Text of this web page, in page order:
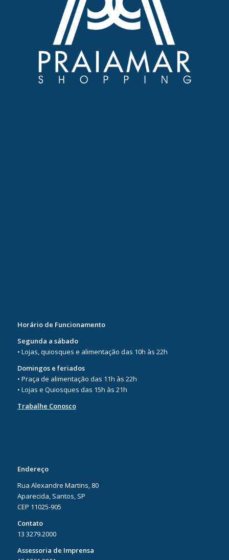
Horário de Funcionamento
Segunda a sábado
• Lojas, quiosques e alimentação das 10h às 22h
Domingos e feriados
• Praça de alimentação das 11h às 22h
• Lojas e Quiosques das 15h às 21h
Trabalhe Conosco
Endereço
Rua Alexandre Martins, 80
Aparecida, Santos, SP
CEP 11025-905
Contato
13 3279.2000
Assessoria de Imprensa